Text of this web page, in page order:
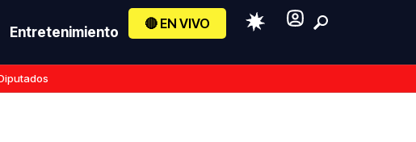
Entretenimiento
🔴 EN VIVO